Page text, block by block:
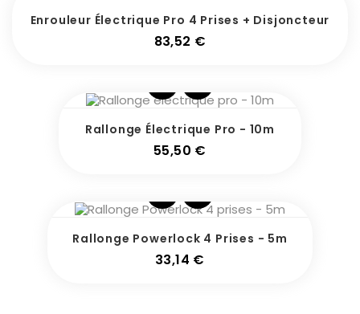
Enrouleur Électrique Pro 4 Prises + Disjoncteur
83,52 €
Rallonge Électrique Pro - 10m
55,50 €
Rallonge Powerlock 4 Prises - 5m
33,14 €